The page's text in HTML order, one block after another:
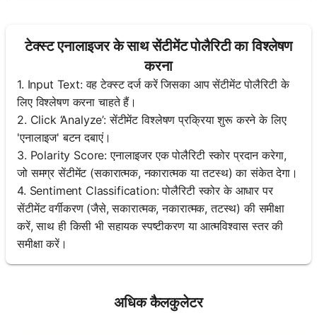
टेक्स्ट एनालाइजर के साथ सेंटीमेंट पोलैरिटी का विश्लेषण
करना
1. Input Text: वह टेक्स्ट दर्ज करें जिसका आप सेंटीमेंट पोलैरिटी के
लिए विश्लेषण करना चाहते हैं।
2. Click ‘Analyze’: सेंटीमेंट विश्लेषण प्रक्रिया शुरू करने के लिए
'एनालाइज' बटन दबाएं।
3. Polarity Score: एनालाइजर एक पोलैरिटी स्कोर प्रदान करेगा,
जो समग्र सेंटीमेंट (सकारात्मक, नकारात्मक या तटस्थ) का संकेत देगा।
4. Sentiment Classification: पोलैरिटी स्कोर के आधार पर
सेंटीमेंट वर्गीकरण (जैसे, सकारात्मक, नकारात्मक, तटस्थ) की समीक्षा
करें, साथ ही किसी भी सहायक स्पष्टीकरण या आत्मविश्वास स्तर की
समीक्षा करें।
अधिक कैलकुलेटर